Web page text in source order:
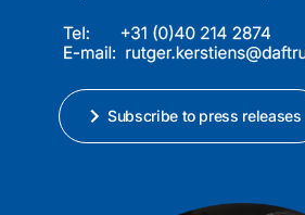
Subscribe to press releases